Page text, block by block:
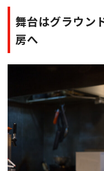
舞台はグラウン
房へ